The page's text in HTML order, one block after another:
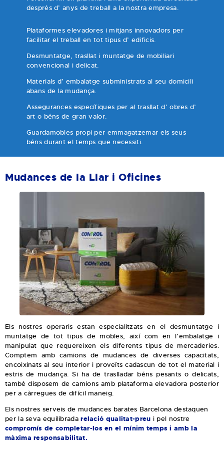
després d’ anys de treball a la nostra empresa.
Plataformes elevadores i mitjans innovadors per
facilitar el treball en tot tipus d’ edificis.
Desmuntatge, trasllat i muntatge de mobiliari
convencional i delicat.
Materials d’ embalatge subministrats al seu domicili
abans de la mudança.
Assegurances específiques per al trasllat d’ obres d’
art o béns de gran valor.
Guardamobles propi per emmagatzemar els seus
béns durant el temps que necessiti.
Mudances de la Llar i Oficines
Els nostres operaris estan especialitzats en el desmuntatge i
muntatge de tot tipus de mobles, així com en l’embalatge i
manipulat que requereixen els diferents tipus de mercaderies.
Comptem amb camions de mudances de diverses capacitats,
encoixinats al seu interior i proveïts cadascun de tot el material i
estris de mudança. Si ha de traslladar béns pesants o delicats,
també disposem de camions amb plataforma elevadora posterior
per a càrregues de difícil maneig.
Els nostres serveis de mudances barates Barcelona destaquen
per la seva equilibradarelació qualitat-preu i pel nostre
compromís de completar-los en el mínim temps i amb la
màxima responsabilitat.